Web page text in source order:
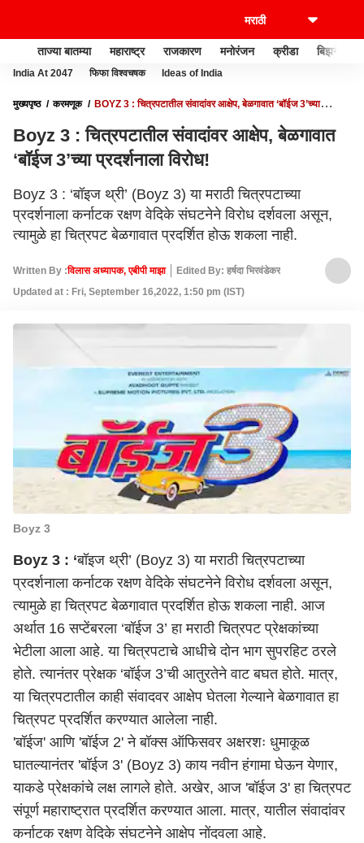
ताज्या बातम्या महाराष्ट्र राजकारण मनोरंजन क्रीडा बिझनेस
India At 2047 फिफा विश्वचषक Ideas of India
मुख्यपृष्ठ करमणूक
BOYZ 3 : चित्रपटातील संवादांवर आक्षेप, बेळगावात ‘बॉईज 3’च्या
Boyz 3 : चित्रपटातील संवादांवर आक्षेप, बेळगावात
‘बॉईज 3’च्या प्रदर्शनाला विरोध!
Boyz 3 : ‘बॉइज थ्री’ (Boyz 3) या मराठी चित्रपटाच्या
प्रदर्शनाला कर्नाटक रक्षण वेदिके संघटनेने विरोध दर्शवला असून,
त्यामुळे हा चित्रपट बेळगावात प्रदर्शित होऊ शकला नाही.
Written By :विलास अध्यापक, एबीपी माझा
Edited By: हर्षदा भिरवंडेकर
Updated at : Fri, September 16,2022, 1:50 pm (IST)
Boyz 3
Boyz 3 : ‘बॉइज थ्री’ (Boyz 3) या मराठी चित्रपटाच्या
प्रदर्शनाला कर्नाटक रक्षण वेदिके संघटनेने विरोध दर्शवला असून,
त्यामुळे हा चित्रपट बेळगावात प्रदर्शित होऊ शकला नाही. आज
अर्थात 16 सप्टेंबरला ‘बॉईज 3’ हा मराठी चित्रपट प्रेक्षकांच्या
भेटीला आला आहे. या चित्रपटाचे आधीचे दोन भाग सुपरहिट ठरले
होते. त्यानंतर प्रेक्षक ‘बॉईज 3’ची आतुरतेने वाट बघत होते. मात्र,
या चित्रपटातील काही संवादवर आक्षेप घेतला गेल्याने बेळगावात हा
चित्रपट प्रदर्शित करण्यात आलेला नाही.
'बॉईज' आणि 'बॉईज 2' ने बॉक्स ऑफिसवर अक्षरशः धुमाकूळ
घातल्यानंतर 'बॉईज 3' (Boyz 3) काय नवीन हंगामा घेऊन येणार,
याकडे प्रेक्षकांचे लक्ष लागले होते. अखेर, आज 'बॉईज 3' हा चित्रपट
संपूर्णमहाराष्ट्रात प्रदर्शित करण्यात आला. मात्र, यातील संवादांवर
कर्नाटक रक्षण वेदिके संघटनेने आक्षेप नोंदवला आहे.